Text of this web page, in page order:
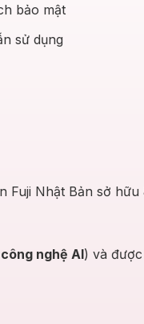
bảo mật
sử dụng
Fuji Nhật Bản sở hữu
công nghệ AI) và